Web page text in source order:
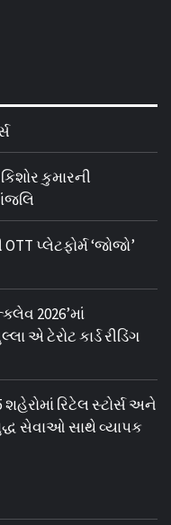
કુમારની
પ્લેટફોર્મ ‘જોજો’
2026’માં
એ ટેરોટ કાર્ડ રીડિંગ
રિટેલ સ્ટોર્સ અને
સેવાઓ સાથે વ્યાપક